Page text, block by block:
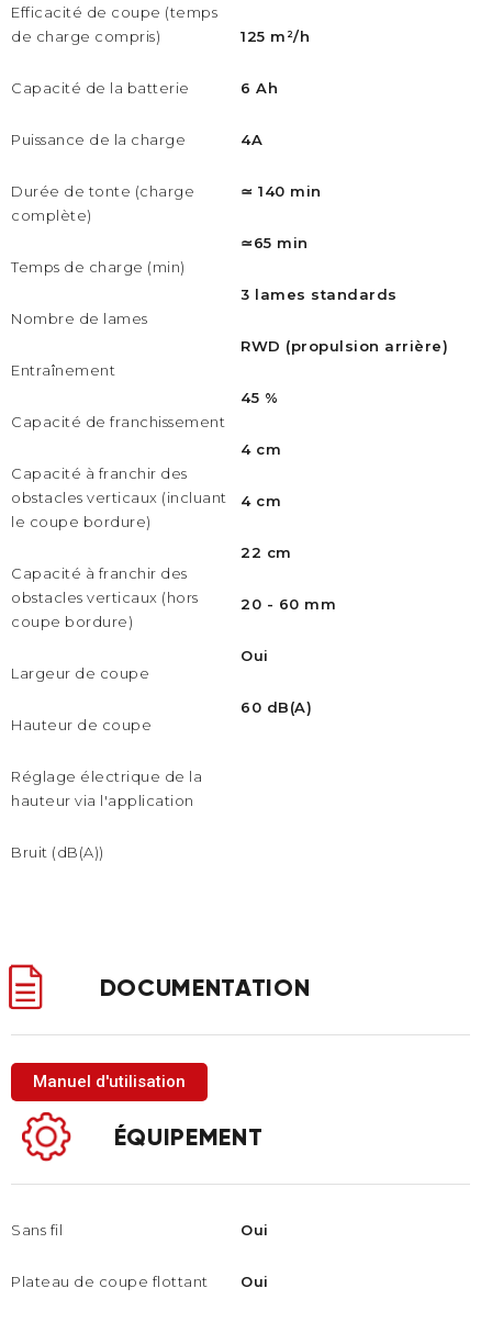
Efficacité de coupe (temps
de charge compris)
Capacité de la batterie
Puissance de la charge
Durée de tonte (charge
complète)
Temps de charge (min)
Nombre de lames
Entraînement
Capacité de franchissement
Capacité à franchir des
obstacles verticaux (incluant
le coupe bordure)
Capacité à franchir des
obstacles verticaux (hors
coupe bordure)
Largeur de coupe
Hauteur de coupe
Réglage électrique de la
hauteur via l'application
Bruit (dB(A))
125 m²/h
6 Ah
4A
≃ 140 min
≃65 min
3 lames standards
RWD (propulsion arrière)
45 %
4 cm
4 cm
22 cm
20 - 60 mm
Oui
60 dB(A)
DOCUMENTATION
Manuel d'utilisation
ÉQUIPEMENT
Sans fil
Plateau de coupe flottant
Oui
Oui